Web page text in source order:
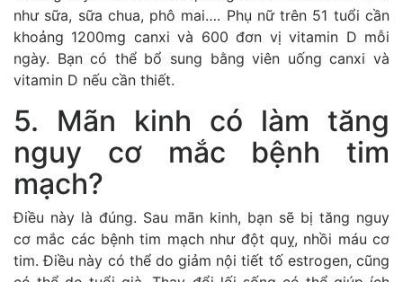
như sữa, sữa chua, phô mai…. Phụ nữ trên 51 tuổi cần
khoảng 1200mg canxi và 600 đơn vị vitamin D mỗi
ngày. Bạn có thể bổ sung bằng viên uống canxi và
vitamin D nếu cần thiết.
5. Mãn kinh có làm tăng
nguy cơ mắc bệnh tim
mạch?
Điều này là đúng. Sau mãn kinh, bạn sẽ bị tăng nguy
cơ mắc các bệnh tim mạch như đột quỵ, nhồi máu cơ
tim. Điều này có thể do giảm nội tiết tố estrogen, cũng